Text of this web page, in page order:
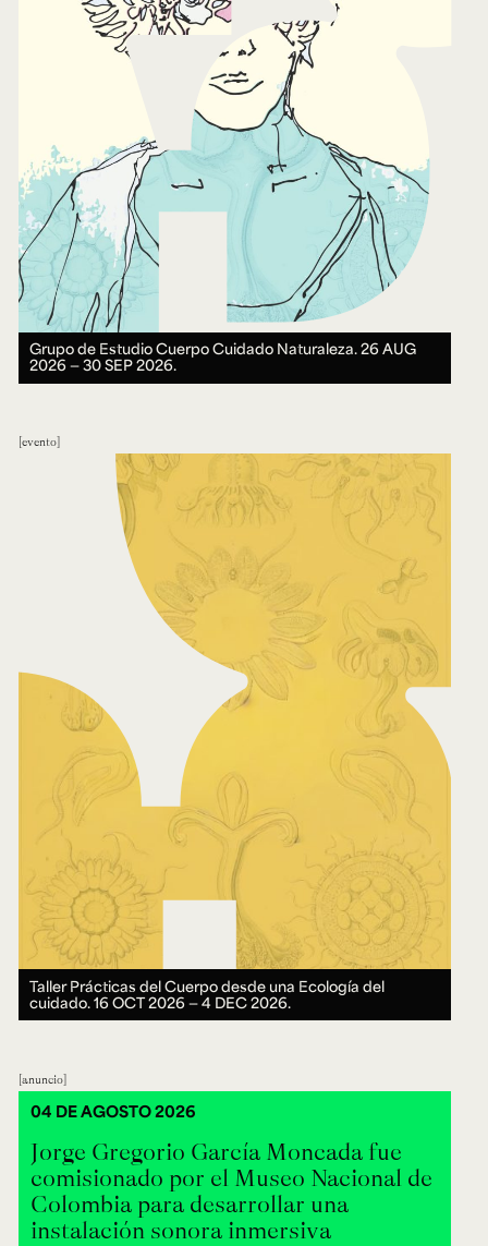
Grupo de Estudio Cuerpo Cuidado Naturaleza.26 AUG
2026 ― 30 SEP 2026.
evento
Taller Prácticas del Cuerpo desde una Ecología del
cuidado.16 OCT 2026 ― 4 DEC 2026.
anuncio
Jorge Gregorio García Moncada fue
comisionado por el Museo Nacional de
Colombia para desarrollar una
instalación sonora inmersiva
04 DE AGOSTO 2026